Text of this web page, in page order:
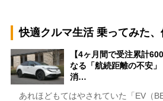
快適クルマ生活 乗ってみた
【4ヶ月間で受注累計
なる「航続距離の不安
消…
あれほどもてはやされていた「EV（